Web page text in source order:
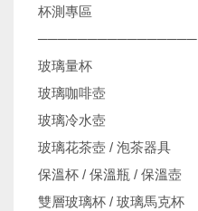
杯測專區
────────────────
玻璃量杯
玻璃咖啡壺
玻璃冷水壺
玻璃花茶壺 / 泡茶器具
保溫杯 / 保溫瓶 / 保溫壺
雙層玻璃杯 / 玻璃馬克杯